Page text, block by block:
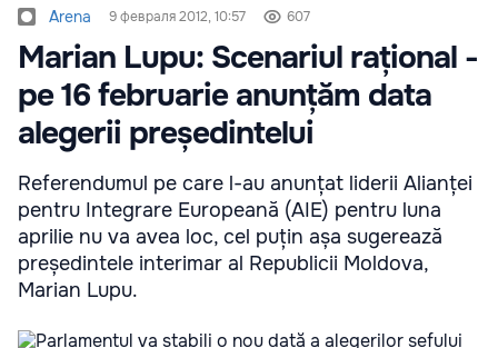
Arena 9 февраля 2012, 10:57 607
Marian Lupu: Scenariul rațional -
pe 16 februarie anunțăm data
alegerii președintelui
Referendumul pe care l-au anunțat liderii Alianței
pentru Integrare Europeană (AIE) pentru luna
aprilie nu va avea loc, cel puțin așa sugerează
președintele interimar al Republicii Moldova,
Marian Lupu.